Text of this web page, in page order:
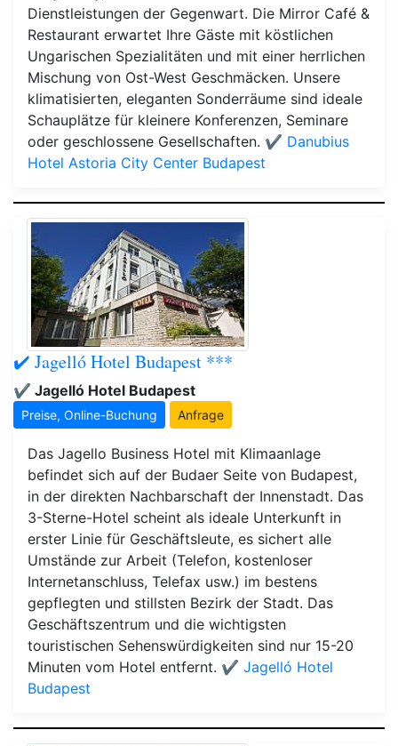
Dienstleistungen der Gegenwart. Die Mirror Café &
Restaurant erwartet Ihre Gäste mit köstlichen
Ungarischen Spezialitäten und mit einer herrlichen
Mischung von Ost-West Geschmäcken. Unsere
klimatisierten, eleganten Sonderräume sind ideale
Schauplätze für kleinere Konferenzen, Seminare
oder geschlossene Gesellschaften. ✔️ Danubius
Hotel Astoria City Center Budapest
✔️ Jagelló Hotel Budapest ***
✔️ Jagelló Hotel Budapest
Preise, Online-Buchung Anfrage
Das Jagello Business Hotel mit Klimaanlage
befindet sich auf der Budaer Seite von Budapest,
in der direkten Nachbarschaft der Innenstadt. Das
3-Sterne-Hotel scheint als ideale Unterkunft in
erster Linie für Geschäftsleute, es sichert alle
Umstände zur Arbeit (Telefon, kostenloser
Internetanschluss, Telefax usw.) im bestens
gepflegten und stillsten Bezirk der Stadt. Das
Geschäftszentrum und die wichtigsten
touristischen Sehenswürdigkeiten sind nur 15-20
Minuten vom Hotel entfernt. ✔️ Jagelló Hotel
Budapest